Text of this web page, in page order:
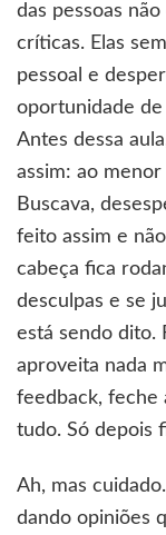
das pessoas
críticas. Elas
pessoal e
oportunidade
Antes dessa
assim: ao
Buscava,
feito assim e
cabeça fica
desculpas e se
está sendo dito.
aproveita nada
feedback, feche
tudo. Só depois
Ah, mas
dando opiniões